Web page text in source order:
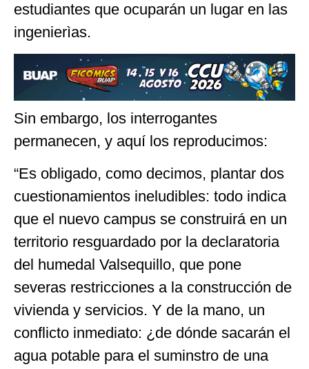
estudiantes que ocuparán un lugar en las
ingenierìas.
Sin embargo, los interrogantes
permanecen, y aquí los reproducimos:
“Es obligado, como decimos, plantar dos
cuestionamientos ineludibles: todo indica
que el nuevo campus se construirá en un
territorio resguardado por la declaratoria
del humedal Valsequillo, que pone
severas restricciones a la construcción de
vivienda y servicios. Y de la mano, un
conflicto inmediato: ¿de dónde sacarán el
agua potable para el suminstro de una